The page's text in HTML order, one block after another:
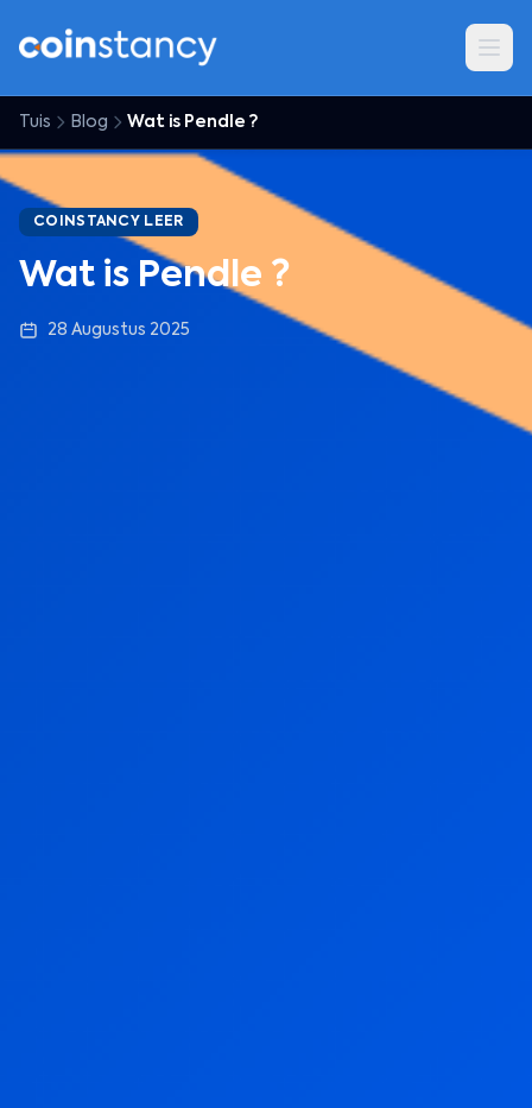
Tuis Blog Wat is Pendle ?
COINSTANCY LEER
Wat is Pendle ?
28 Augustus 2025